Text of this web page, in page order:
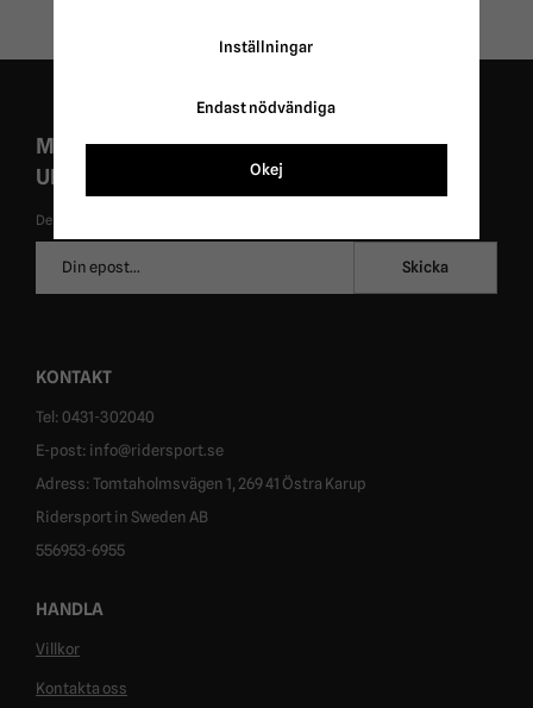
MISSA ALDRIG EXKLUSIVA KAMPANJER OCH
UNIKA ERBJUDANDEN!
De uppgifter du matar in kommer endast användas till våra nyhetsbrev.
postadress
Skicka
KONTAKT
Tel: 0431-302040
E-post: info@ridersport.se
Adress: Tomtaholmsvägen 1, 269 41 Östra Karup
Ridersport in Sweden AB
556953-6955
HANDLA
Villkor
Kontakta oss
Inställningar
Endast nödvändiga
Okej